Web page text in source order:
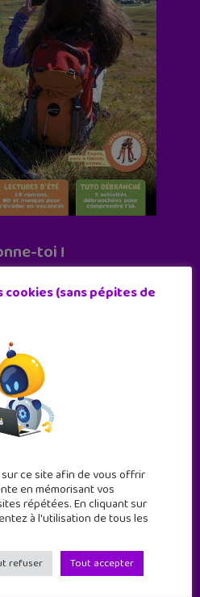
toi !
site de culture numérique
cookies (sans pépites de
ce site afin de vous offrir
en mémorisant vos
répétées. En cliquant sur
à l'utilisation de tous les
refuser Tout accepter